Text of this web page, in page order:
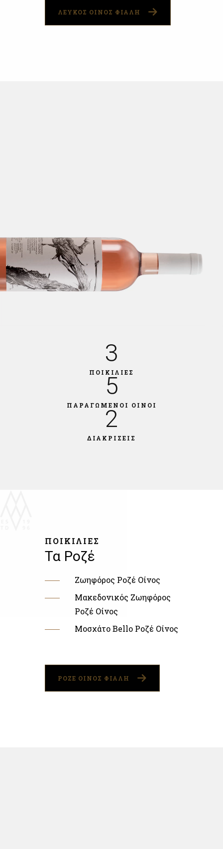
ΛΕΥΚΟΣ ΟΙΝΟΣ ΦΙΑΛΗ
3
ΠΟΙΚΙΛΙΕΣ
5
ΠΑΡΑΓΩΜΕΝΟΙ ΟΙΝΟΙ
2
ΔΙΑΚΡΙΣΕΙΣ
ΠΟΙΚΙΛΙΕΣ
Τα Ροζέ
Ζωηφόρος Ροζέ Οίνος
Μακεδονικός Ζωηφόρος
Ροζέ Οίνος
Μοσχάτο Bello Ροζέ Οίνος
ΡΟΖΕ ΟΙΝΟΣ ΦΙΑΛΗ